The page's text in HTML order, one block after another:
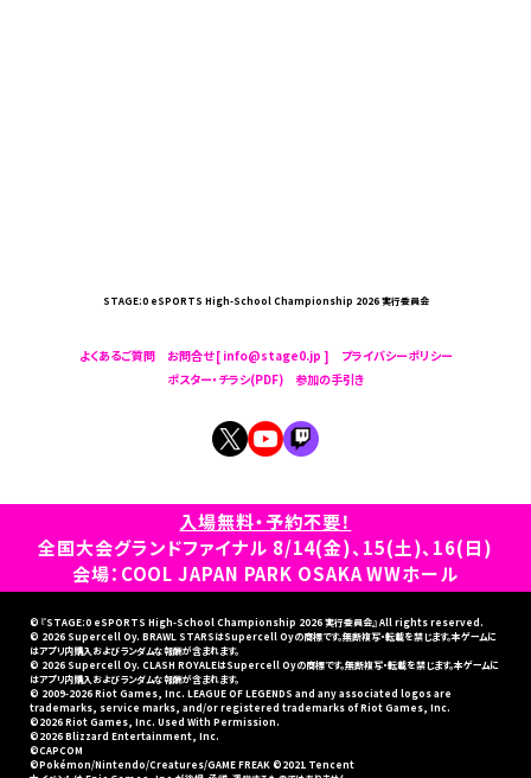
STAGE:0 eSPORTS High-School Championship 2026 実行委員会
よくあるご質問 お問合せ [ info@stage0.jp ]
プライバシーポリシー
ポスター・チラシ(PDF)
参加の手引き
入場無料・予約不要！
全国大会グランドファイナル 8/14(金)、15(土)、16(日)
会場：COOL JAPAN PARK OSAKA WWホール
© 『STAGE:0 eSPORTS High-School Championship 2026 実行委員会』 All rights reserved.
© 2026 Supercell Oy. BRAWL STARSはSupercell Oyの商標です。無断複写・転載を禁じます。本ゲームに
はアプリ内購入およびランダムな報酬が含まれます。
© 2026 Supercell Oy. CLASH ROYALEはSupercell Oyの商標です。無断複写・転載を禁じます。本ゲームに
はアプリ内購入およびランダムな報酬が含まれます。
© 2009-2026 Riot Games, Inc. LEAGUE OF LEGENDS and any associated logos are
trademarks, service marks, and/or registered trademarks of Riot Games, Inc.
©2026 Riot Games, Inc. Used With Permission.
©2026 Blizzard Entertainment, Inc.
©CAPCOM
©Pokémon/Nintendo/Creatures/GAME FREAK ©2021 Tencent